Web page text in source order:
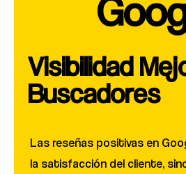
Visibilidad
Buscadores
Las reseñas positivas en
la satisfacción del cliente,